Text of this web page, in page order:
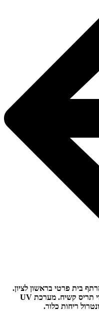
בית פרטי בראשון לציון.
בריכת השחייה מחוממת ומכוסה ע"י כיסוי תריס קשיח. מערכת UV
ריחות כלור.